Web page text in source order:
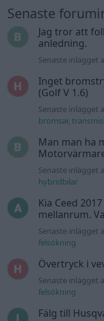
Senaste
Jag tror att
anledning.
Senaste inlägget
Inget
(Golf V 1.6)
Senaste inlägget
bromsar,
Man man ha
Senaste inlägget
hybridbilar
Kia Ceed
mellanrum.
Senaste inlägget
felsökning
Övertryck i
Senaste inlägget
felsökning
Fälg till